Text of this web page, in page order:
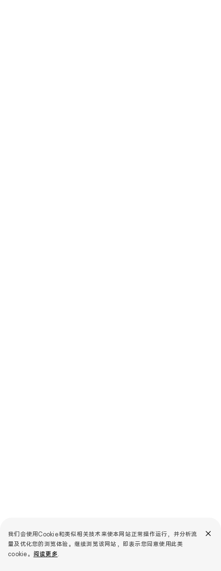
我们会使用Cookie和类似相关技术来使本网站正常操作运行，并分析流
量及优化您的浏览体验。继续浏览该网站，即表示您同意使用此类
cookie。 阅读更多.